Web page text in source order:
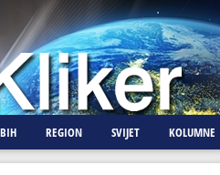
BIH REGION SVIJET KOLUMNE